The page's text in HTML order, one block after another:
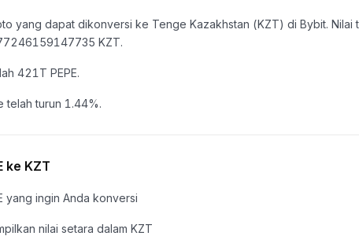
yang dapat dikonversi ke Tenge Kazakhstan (KZT) di Bybit. Nilai
KZT.
421T PEPE.
telah turun 1.44%.
ke KZT
yang ingin Anda konversi
nilai setara dalam KZT